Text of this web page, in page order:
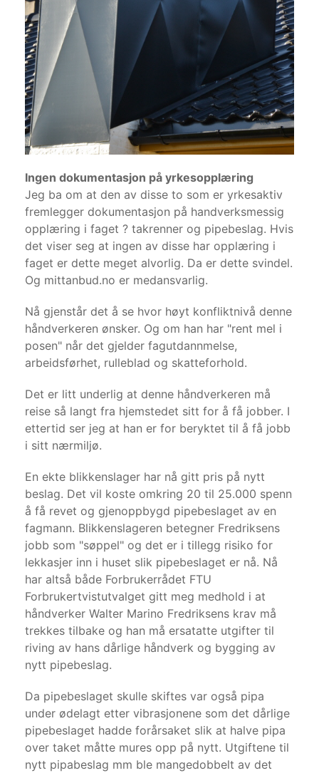
Ingen dokumentasjon på yrkesopplæring
Jeg ba om at den av disse to som er yrkesaktiv
fremlegger dokumentasjon på handverksmessig
opplæring i faget ? takrenner og pipebeslag. Hvis
det viser seg at ingen av disse har opplæring i
faget er dette meget alvorlig. Da er dette svindel.
Og mittanbud.no er medansvarlig.
Nå gjenstår det å se hvor høyt konfliktnivå denne
håndverkeren ønsker. Og om han har "rent mel i
posen" når det gjelder fagutdannmelse,
arbeidsførhet, rulleblad og skatteforhold.
Det er litt underlig at denne håndverkeren må
reise så langt fra hjemstedet sitt for å få jobber. I
ettertid ser jeg at han er for beryktet til å få jobb
i sitt nærmiljø.
En ekte blikkenslager har nå gitt pris på nytt
beslag. Det vil koste omkring 20 til 25.000 spenn
å få revet og gjenoppbygd pipebeslaget av en
fagmann. Blikkenslageren betegner Fredriksens
jobb som "søppel" og det er i tillegg risiko for
lekkasjer inn i huset slik pipebeslaget er nå. Nå
har altså både Forbrukerrådet FTU
Forbrukertvistutvalget gitt meg medhold i at
håndverker Walter Marino Fredriksens krav må
trekkes tilbake og han må ersatatte utgifter til
riving av hans dårlige håndverk og bygging av
nytt pipebeslag.
Da pipebeslaget skulle skiftes var også pipa
under ødelagt etter vibrasjonene som det dårlige
pipebeslaget hadde forårsaket slik at halve pipa
over taket måtte mures opp på nytt. Utgiftene til
nytt pipabeslag mm ble mangedobbelt av det